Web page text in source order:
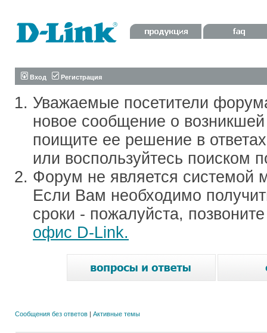
Вход Регистрация
Уважаемые посетители
новое сообщение о
поищите ее решение в
или воспользуйтесь поиском
Форум не является системой
Если Вам необходимо
сроки - пожалуйста,
офис D-Link.
Сообщения без ответов | Активные темы